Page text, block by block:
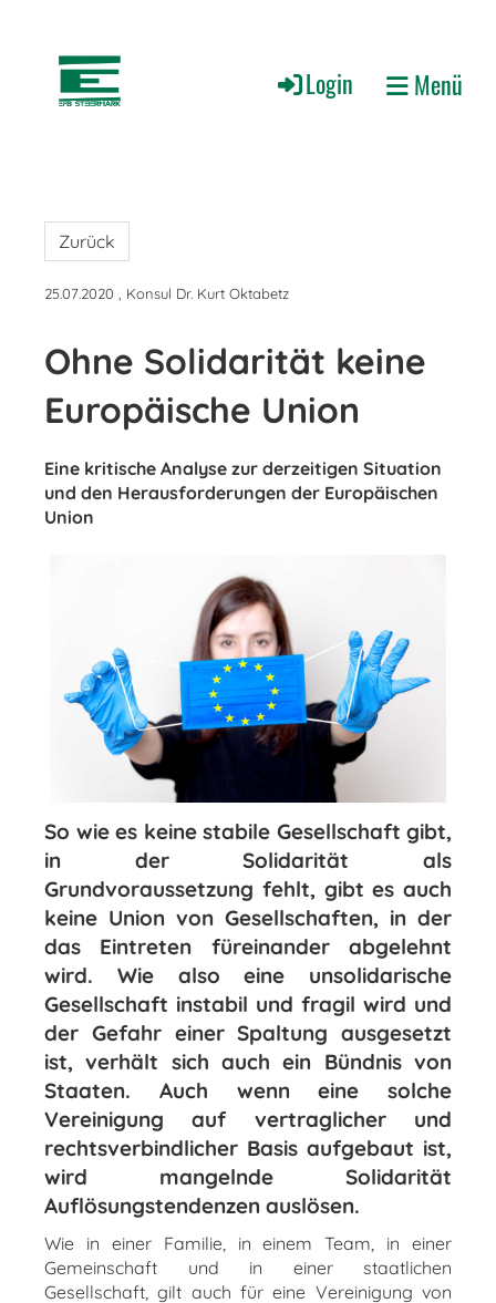
Login Menü
Zurück
25.07.2020 , Konsul Dr. Kurt Oktabetz
Ohne Solidarität keine
Europäische Union
Eine kritische Analyse zur derzeitigen Situation
und den Herausforderungen der Europäischen
Union
So wie es keine stabile Gesellschaft gibt,
in der Solidarität als
Grundvoraussetzung fehlt, gibt es auch
keine Union von Gesellschaften, in der
das Eintreten füreinander abgelehnt
wird. Wie also eine unsolidarische
Gesellschaft instabil und fragil wird und
der Gefahr einer Spaltung ausgesetzt
ist, verhält sich auch ein Bündnis von
Staaten. Auch wenn eine solche
Vereinigung auf vertraglicher und
rechtsverbindlicher Basis aufgebaut ist,
wird mangelnde Solidarität
Auflösungstendenzen auslösen.
Wie in einer Familie, in einem Team, in einer
Gemeinschaft und in einer staatlichen
Gesellschaft, gilt auch für eine Vereinigung von